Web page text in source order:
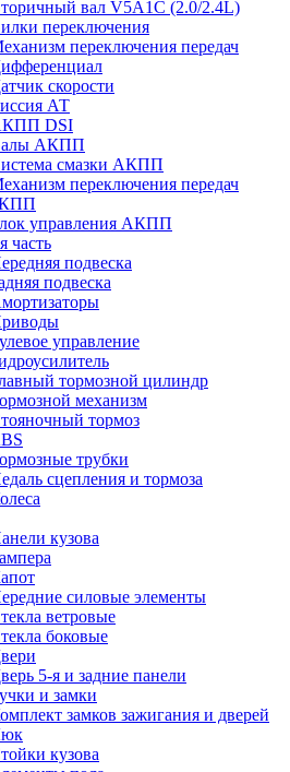
вал V5A1C (2.0/2.4L)
переключения
переключения передач
скорости
АТ
DSI
АКПП
смазки АКПП
переключения передач
управления АКПП
часть
подвеска
подвеска
управление
тормозной цилиндр
механизм
тормоз
трубки
сцепления и тормоза
кузова
силовые элементы
ветровые
боковые
5-я и задние панели
и замки
замков зажигания и дверей
кузова